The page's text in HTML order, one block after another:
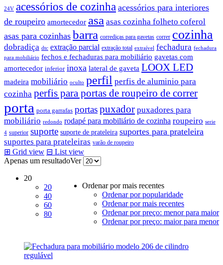
24V acessórios de cozinha acessórios para interiores
de roupeiro amortecedor asa asas cozinha folheto coferol
asas para cozinhas barra corrediças para gavetas correr cozinha
dobradiça dtc extração parcial extração total extraível fechadura fechadura
para mobiliário fechos e fechaduras para mobiliário gavetas com
amortecedor inferior inoxa lateral de gaveta LOOX LED
madeira mobiliário oculto perfil perfis de aluminio para
cozinha perfis para portas de roupeiro de correr
porta porta garrafas portaspuxador puxadores para
mobiliário redondo rodapé para mobiliário de cozinha roupeiro serie
4 superior suporte suporte de prateleira suportes para prateleira
suportes para prateleiras varão de roupeiro
⊞ Grid view ⊟ List view
Apenas um resultado
Ordenar por mais recentes
Ordenar por popularidade
Ordenar por mais recentes
Ordenar por preço: menor para maior
Ordenar por preço: maior para menor
Ver
20
20
40
60
80